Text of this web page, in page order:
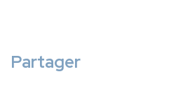
Partager